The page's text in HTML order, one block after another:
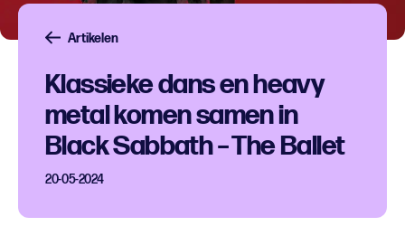
Artikelen
Klassieke dans en heavy
metal komen samen in
Black Sabbath – The Ballet
20-05-2024